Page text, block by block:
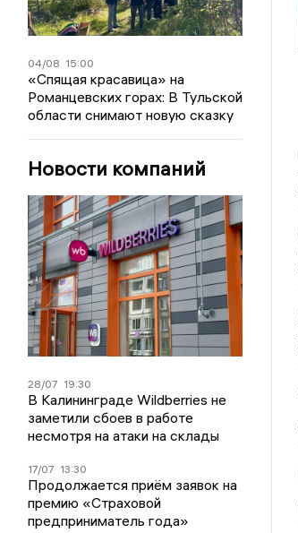
04/08 15:00
«Спящая красавица» на
Романцевских горах: В Тульской
области снимают новую сказку
Новости компаний
28/07 19:30
В Калининграде Wildberries не
заметили сбоев в работе
несмотря на атаки на склады
17/07 13:30
Продолжается приём заявок на
премию «Страховой
предприниматель года»